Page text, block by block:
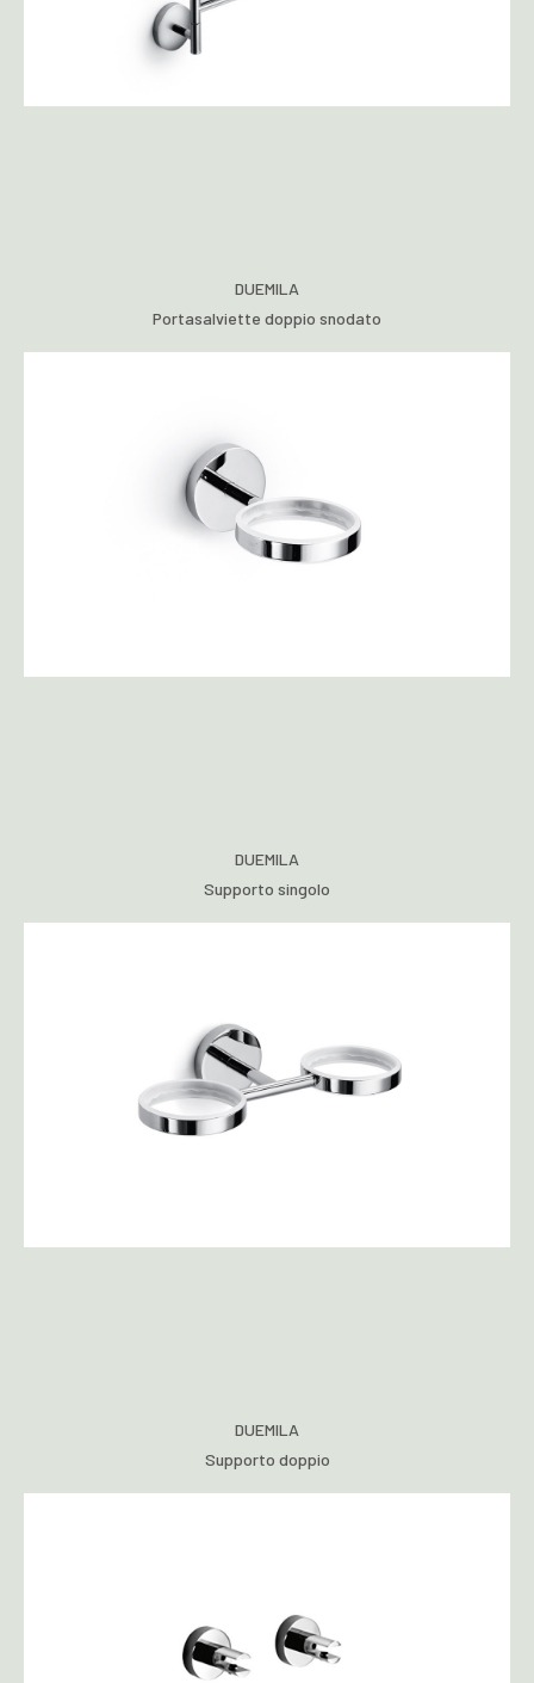
DUEMILA
Portasalviette doppio snodato
DUEMILA
Supporto singolo
DUEMILA
Supporto doppio